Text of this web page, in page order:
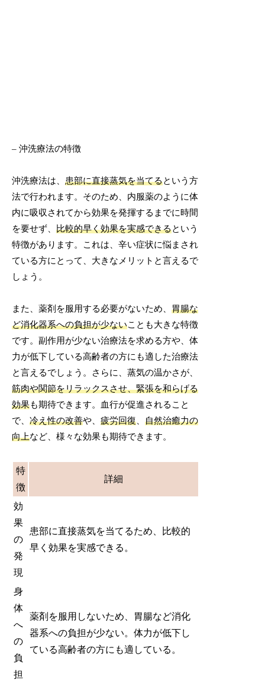
– 沖洗療法の特徴
沖洗療法は、患部に直接蒸気を当てるという方
法で行われます。そのため、内服薬のように体
内に吸収されてから効果を発揮するまでに時間
を要せず、比較的早く効果を実感できるという
特徴があります。これは、辛い症状に悩まされ
ている方にとって、大きなメリットと言えるで
しょう。
また、薬剤を服用する必要がないため、胃腸な
ど消化器系への負担が少ないことも大きな特徴
です。副作用が少ない治療法を求める方や、体
力が低下している高齢者の方にも適した治療法
と言えるでしょう。さらに、蒸気の温かさが、
筋肉や関節をリラックスさせ、緊張を和らげる
効果も期待できます。血行が促進されること
で、冷え性の改善や、疲労回復 、自然治癒力の
向上など、様々な効果も期待できます。
特
徴
詳細
効
果
の
発
現
患部に直接蒸気を当てるため、比較的
早く効果を実感できる。
身
体
へ
の
負
担
薬剤を服用しないため、胃腸など消化
器系への負担が少ない。体力が低下し
ている高齢者の方にも適している。